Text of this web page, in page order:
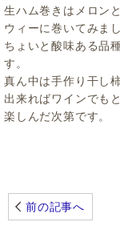
生ハム巻きはメロン
ウィーに巻いてみまし
ちょいと酸味ある品
す。
真ん中は手作り干し
出来ればワインでも
楽しんだ次第です。
前の記事へ